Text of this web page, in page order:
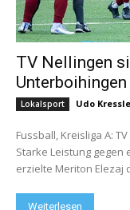
TV Nellingen
Unterboihingen
Lokalsport Udo
Fussball, Kreisliga A:
Starke Leistung gegen
erzielte Meriton Elezaj
Weiterlesen